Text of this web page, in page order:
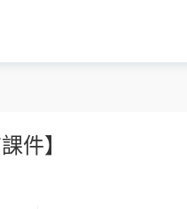
件】